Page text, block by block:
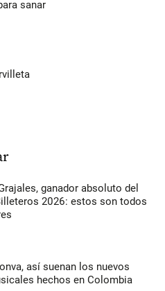
sanar
ganador absoluto del
2026: estos son todos
así suenan los nuevos
hechos en Colombia